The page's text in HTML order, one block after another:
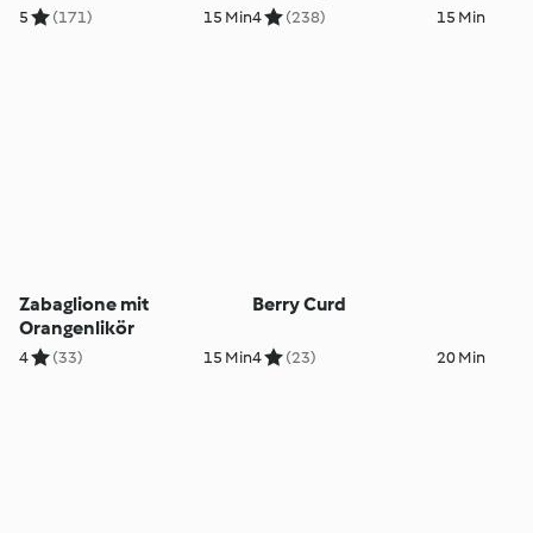
5 (171) 15 Min4 (238) 15 Min
Zabaglione mit
Orangenlikör
4 (33) 15 Min
Berry Curd
4 (23) 20 Min